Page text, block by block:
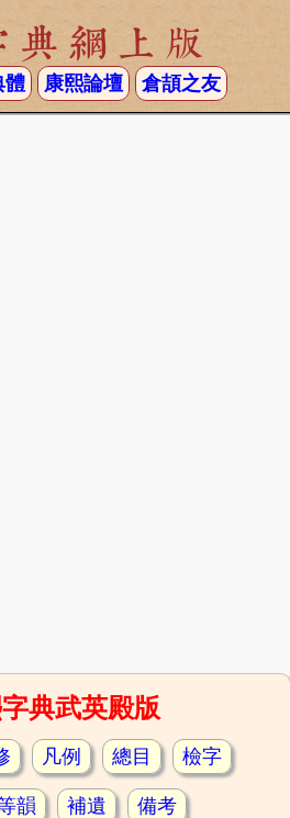
典網上版
體 康熙論壇 倉頡之友
典武英殿版
凡例 總目 檢字
韻 補遺 備考